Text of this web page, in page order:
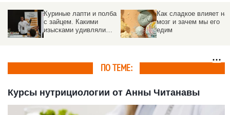
Куриные лапти и полба
с зайцем. Какими
изысками удивляли
Как сладкое влияет на
мозг и зачем мы его
едим
ПО ТЕМЕ:
Курсы нутрициологии от Анны Читанавы